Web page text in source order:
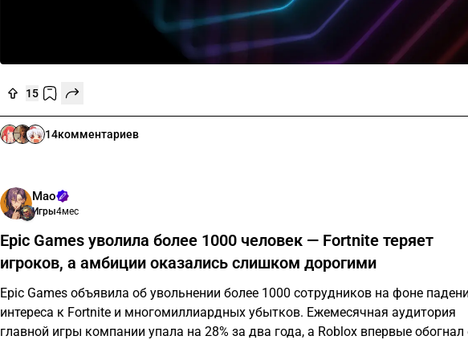
15
14комментариев
Мао
Игры4мес
Epic Games уволила более 1000 человек — Fortnite теряет
игроков, а амбиции оказались слишком дорогими
Epic Games объявила об увольнении более 1000 сотрудников на фоне
интереса к Fortnite и многомиллиардных убытков. Ежемесячная аудитория
главной игры компании упала на 28% за два года, а Roblox впервые обогнал